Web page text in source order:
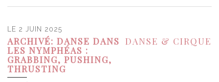
LE 2 JUIN 2025
ARCHIVÉ: DANSE DANS
LES NYMPHÉAS :
GRABBING, PUSHING,
THRUSTING
DANSE & CIRQUE